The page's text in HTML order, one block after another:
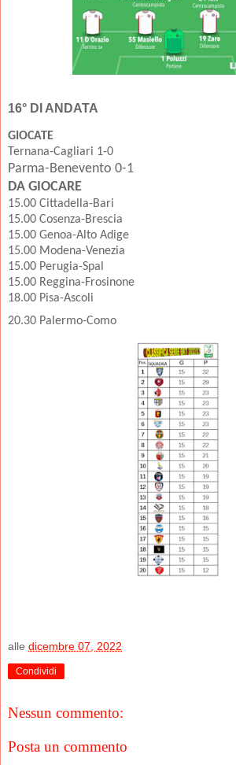
16° DI ANDATA
GIOCATE
Ternana-Cagliari 1-0
Parma-Benevento 0-1
DA GIOCARE
15.00 Cittadella-Bari
15.00 Cosenza-Brescia
15.00 Genoa-Alto Adige
15.00 Modena-Venezia
15.00 Perugia-Spal
15.00 Reggina-Frosinone
18.00 Pisa-Ascoli
20.30 Palermo-Como
alle dicembre 07, 2022
Condividi
Nessun commento:
Posta un commento